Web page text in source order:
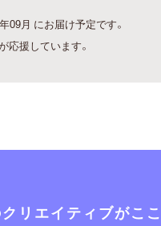
09月 にお届け予定です。
応援しています。
リエイティブがこ